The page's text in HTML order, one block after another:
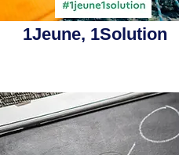
1Jeune, 1Solution